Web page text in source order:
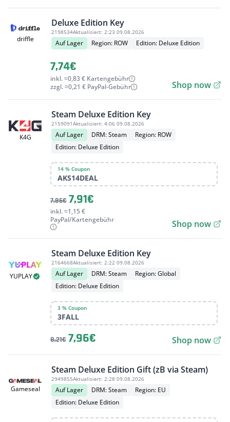
driffle
Deluxe Edition Key
2198534Aktualisiert: 2:23 09.08.2026
Auf Lager Region: ROW Edition: Deluxe Edition
7,74€
inkl. ≈0,83 € Kartengebühr
zzgl. ≈0,21 € PayPal-Gebühr
Shop now
K4G
Steam Deluxe Edition Key
2159091Aktualisiert: 4:06 09.08.2026
Auf Lager DRM: Steam
Region: ROW
Edition: Deluxe Edition
14 % Coupon
AKS14DEAL
7,86€ 7,91€
inkl. ≈1,15 €
PayPal/Kartengebühr
Shop now
YUPLAY
Steam Deluxe Edition Key
2164668Aktualisiert: 2:22 09.08.2026
Auf Lager DRM: Steam
Region: Global
Edition: Deluxe Edition
3 % Coupon
3FALL
8,21€ 7,96€ Shop now
Gameseal
Steam Deluxe Edition Gift (zB via Steam)
2949855Aktualisiert: 2:28 09.08.2026
Auf Lager DRM: Steam
Region: EU
Edition: Deluxe Edition